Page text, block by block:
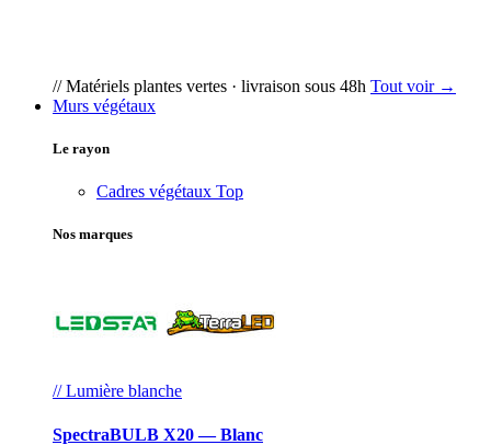
// Matériels plantes vertes · livraison sous 48h Tout voir →
Murs végétaux
Le rayon
Cadres végétaux Top
Nos marques
// Lumière blanche
SpectraBULB X20 — Blanc